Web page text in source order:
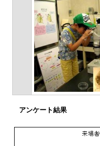
アンケート結果